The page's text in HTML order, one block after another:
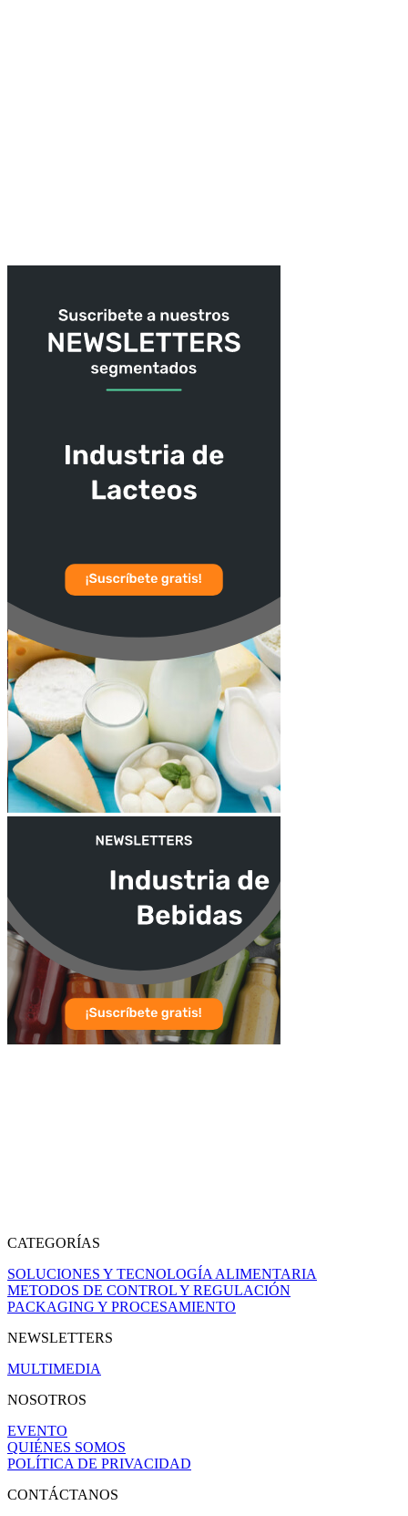
CATEGORÍAS
SOLUCIONES Y TECNOLOGÍA ALIMENTARIA
METODOS DE CONTROL Y REGULACIÓN
PACKAGING Y PROCESAMIENTO
NEWSLETTERS
MULTIMEDIA
NOSOTROS
EVENTO
QUIÉNES SOMOS
POLÍTICA DE PRIVACIDAD
CONTÁCTANOS